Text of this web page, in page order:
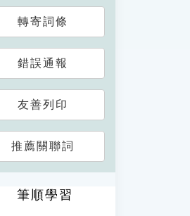
轉寄詞條
錯誤通報
友善列印
推薦關聯詞
筆順學習